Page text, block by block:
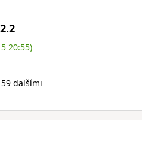
20:55)
dalšími